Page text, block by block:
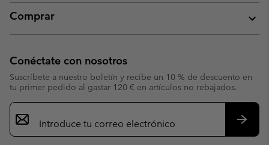
Comprar
Conéctate con nosotros
Suscríbete a nuestro boletín y recibe un 10 % de descuento en
tu primer pedido al gastar 120 € en artículos no rebajados.
Suscripción
de
correo